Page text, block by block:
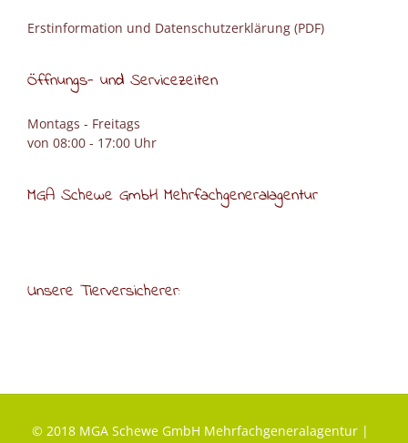
Erstinformation und Datenschutzerklärung (PDF)
Öffnungs- und Servicezeiten
Montags - Freitags
von 08:00 - 17:00 Uhr
MGA Schewe GmbH Mehrfachgeneralagentur
Unsere Tierversicherer:
© 2018 MGA Schewe GmbH Mehrfachgeneralagentur |